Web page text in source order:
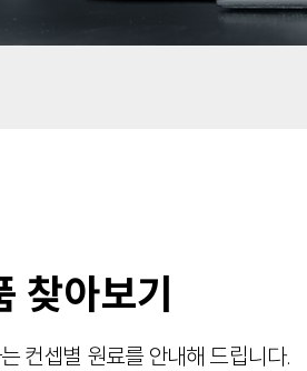
찾아보기
컨셉별 원료를 안내해 드립니다.